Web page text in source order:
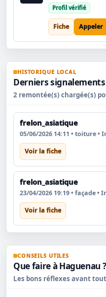
Profil vérifié
Fiche Appeler
HISTORIQUE LOCAL
Derniers signalements
2 remontée(s) chargée(s)
frelon_asiatique
05/06/2026 14:11 • toiture •
Voir la fiche
frelon_asiatique
23/04/2026 19:19 • façade •
Voir la fiche
CONSEILS UTILES
Que faire à Haguenau ?
Les bons réflexes avant